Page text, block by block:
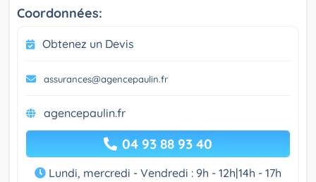
Coordonnées:
Obtenez un Devis
assurances@agencepaulin.fr
agencepaulin.fr
04 93 88 93 40
Lundi, mercredi - Vendredi : 9h - 12h|14h - 17h